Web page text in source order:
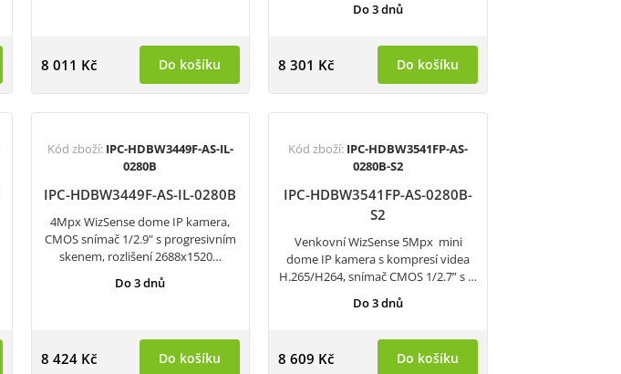
8 011 Kč Do košíku
Do 3 dnů
8 301 Kč Do košíku
Kód zboží: IPC-HDBW3449F-AS-IL-
0280B
IPC-HDBW3449F-AS-IL-0280B
4Mpx WizSense dome IP kamera,
CMOS snímač 1/2.9" s progresivním
skenem, rozlišení 2688x1520…
Do 3 dnů
8 424 Kč Do košíku
Kód zboží: IPC-HDBW3541FP-AS-
0280B-S2
IPC-HDBW3541FP-AS-0280B-
S2
Venkovní WizSense 5Mpx mini
dome IP kamera s kompresí videa
H.265/H264, snímač CMOS 1/2.7” s …
Do 3 dnů
8 609 Kč Do košíku